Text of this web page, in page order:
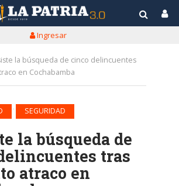
Ingresar
la búsqueda de cinco delincuentes
en Cochabamba
SEGURIDAD
la búsqueda de
tras
atraco en